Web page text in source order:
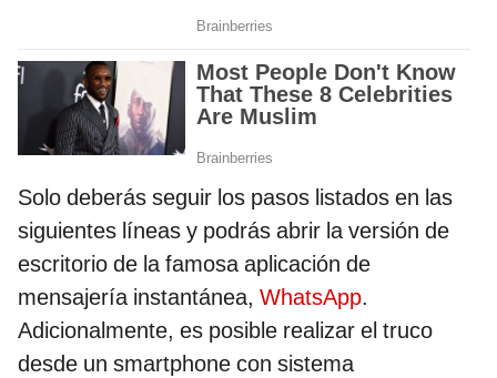
Solo deberás seguir los pasos listados en las
siguientes líneas y podrás abrir la versión de
escritorio de la famosa aplicación de
mensajería instantánea, WhatsApp.
Adicionalmente, es posible realizar el truco
desde un smartphone con sistema